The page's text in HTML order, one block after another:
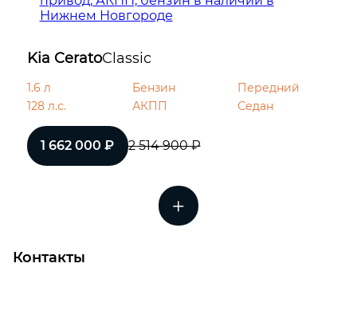
Kia CeratoClassic
1.6 л Бензин
Передний
128 л.с.
АКПП Седан
1 662 000 ₽ 2 514 900 ₽
Контакты